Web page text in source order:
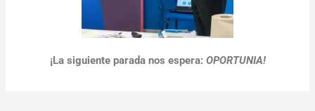
¡La siguiente parada nos espera: OPORTUNIA!